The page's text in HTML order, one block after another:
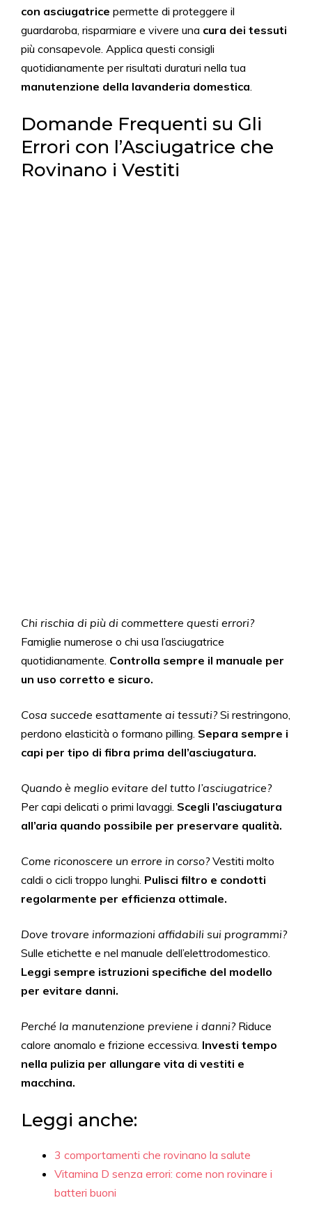
con asciugatrice permette di proteggere il
guardaroba, risparmiare e vivere una cura dei tessuti
più consapevole. Applica questi consigli
quotidianamente per risultati duraturi nella tua
manutenzione della lavanderia domestica.
Domande Frequenti su Gli
Errori con l’Asciugatrice che
Rovinano i Vestiti
Chi rischia di più di commettere questi errori?
Famiglie numerose o chi usa l’asciugatrice
quotidianamente. Controlla sempre il manuale per
un uso corretto e sicuro.
Cosa succede esattamente ai tessuti?Si restringono,
perdono elasticità o formano pilling. Separa sempre i
capi per tipo di fibra prima dell’asciugatura.
Quando è meglio evitare del tutto l’asciugatrice?
Per capi delicati o primi lavaggi. Scegli l’asciugatura
all’aria quando possibile per preservare qualità.
Come riconoscere un errore in corso?Vestiti molto
caldi o cicli troppo lunghi. Pulisci filtro e condotti
regolarmente per efficienza ottimale.
Dove trovare informazioni affidabili sui programmi?
Sulle etichette e nel manuale dell’elettrodomestico.
Leggi sempre istruzioni specifiche del modello
per evitare danni.
Perché la manutenzione previene i danni?Riduce
calore anomalo e frizione eccessiva. Investi tempo
nella pulizia per allungare vita di vestiti e
macchina.
Leggi anche:
3 comportamenti che rovinano la salute
Vitamina D senza errori: come non rovinare i
batteri buoni